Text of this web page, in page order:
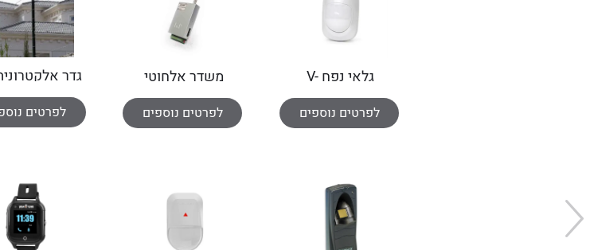
גלאי נפח V-
MOTION
לפרטים נוספים
משדר אלחוטי
לפרטים נוספים
גדר
לפרטים